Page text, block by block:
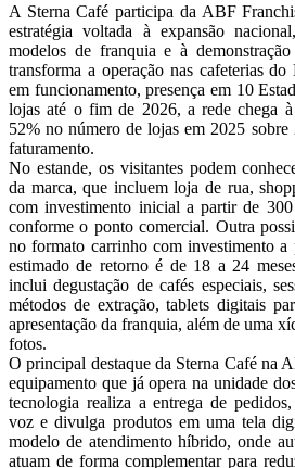
A Sterna Café participa da ABF
estratégia voltada à expansão
modelos de franquia e à
transforma a operação nas cafeterias
em funcionamento, presença em 10
lojas até o fim de 2026, a rede chega
52% no número de lojas em 2025
faturamento.
No estande, os visitantes podem
da marca, que incluem loja de rua,
com investimento inicial a partir de
conforme o ponto comercial. Outra
no formato carrinho com investimento
estimado de retorno é de 18 a 24
inclui degustação de cafés especiais,
métodos de extração, tablets digitais
apresentação da franquia, além de uma
fotos.
O principal destaque da Sterna Café na
equipamento que já opera na unidade
tecnologia realiza a entrega de
voz e divulga produtos em uma tela
modelo de atendimento híbrido, onde
atuam de forma complementar para